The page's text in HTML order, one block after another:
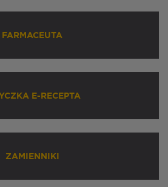
FARMACEUTA
E-RECEPTA
ZAMIENNIKI